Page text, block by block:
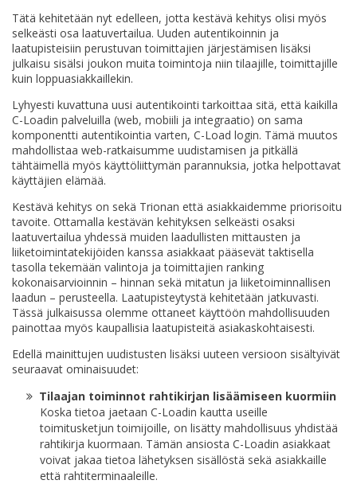
Tätä kehitetään nyt edelleen, jotta kestävä kehitys olisi myös
selkeästi osa laatuvertailua. Uuden autentikoinnin ja
laatupisteisiin perustuvan toimittajien järjestämisen lisäksi
julkaisu sisälsi joukon muita toimintoja niin tilaajille, toimittajille
kuin loppuasiakkaillekin.
Lyhyesti kuvattuna uusi autentikointi tarkoittaa sitä, että kaikilla
C-Loadin palveluilla (web, mobiili ja integraatio) on sama
komponentti autentikointia varten, C-Load login. Tämä muutos
mahdollistaa web-ratkaisumme uudistamisen ja pitkällä
tähtäimellä myös käyttöliittymän parannuksia, jotka helpottavat
käyttäjien elämää.
Kestävä kehitys on sekä Trionan että asiakkaidemme priorisoitu
tavoite. Ottamalla kestävän kehityksen selkeästi osaksi
laatuvertailua yhdessä muiden laadullisten mittausten ja
liiketoimintatekijöiden kanssa asiakkaat pääsevät taktisella
tasolla tekemään valintoja ja toimittajien ranking
kokonaisarvioinnin – hinnan sekä mitatun ja liiketoiminnallisen
laadun – perusteella. Laatupisteytystä kehitetään jatkuvasti.
Tässä julkaisussa olemme ottaneet käyttöön mahdollisuuden
painottaa myös kaupallisia laatupisteitä asiakaskohtaisesti.
Edellä mainittujen uudistusten lisäksi uuteen versioon sisältyivät
seuraavat ominaisuudet:
Tilaajan toiminnot rahtikirjan lisäämiseen kuormiin
Koska tietoa jaetaan C-Loadin kautta useille
toimitusketjun toimijoille, on lisätty mahdollisuus yhdistää
rahtikirja kuormaan. Tämän ansiosta C-Loadin asiakkaat
voivat jakaa tietoa lähetyksen sisällöstä sekä asiakkaille
että rahtiterminaaleille.